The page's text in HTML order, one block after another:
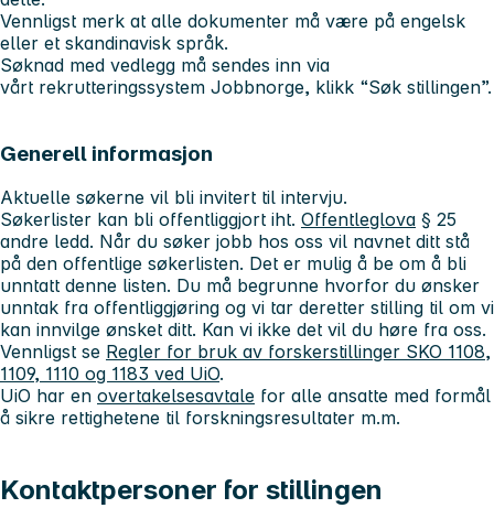
Vennligst merk at alle dokumenter må være på engelsk
eller et skandinavisk språk.
Søknad med vedlegg må sendes inn via
vårt rekrutteringssystem Jobbnorge, klikk “Søk stillingen”.
Generell informasjon
Aktuelle søkerne vil bli invitert til intervju.
Søkerlister kan bli offentliggjort iht. Offentleglova § 25
andre ledd. Når du søker jobb hos oss vil navnet ditt stå
på den offentlige søkerlisten. Det er mulig å be om å bli
unntatt denne listen. Du må begrunne hvorfor du ønsker
unntak fra offentliggjøring og vi tar deretter stilling til om vi
kan innvilge ønsket ditt. Kan vi ikke det vil du høre fra oss.
Vennligst se Regler for bruk av forskerstillinger SKO 1108,
1109, 1110 og 1183 ved UiO.
UiO har en overtakelsesavtale for alle ansatte med formål
å sikre rettighetene til forskningsresultater m.m.
Kontaktpersoner for stillingen